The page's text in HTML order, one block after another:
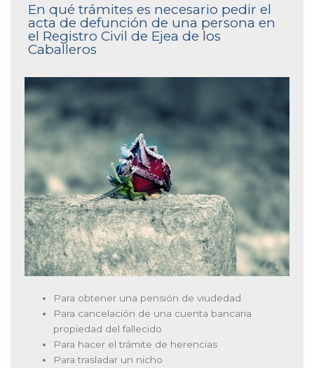
En qué trámites es necesario pedir el
acta de defunción de una persona en
el Registro Civil de Ejea de los
Caballeros
Para obtener una pensión de viudedad
Para cancelación de una cuenta bancaria
propiedad del fallecido
Para hacer el trámite de herencias
Para trasladar un nicho